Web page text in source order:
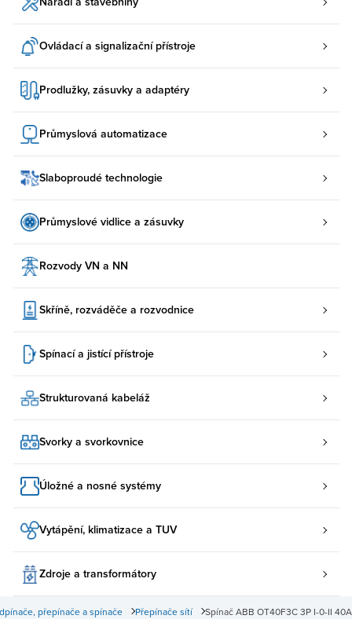
Ovládací a signalizační přístroje
Prodlužky, zásuvky a adaptéry
Průmyslová automatizace
Slaboproudé technologie
Průmyslové vidlice a zásuvky
Rozvody VN a NN
Skříně, rozváděče a rozvodnice
Spínací a jistící přístroje
Strukturovaná kabeláž
Svorky a svorkovnice
Úložné a nosné systémy
Vytápění, klimatizace a TUV
Zdroje a transformátory
Spínač ABB OT40F3C 3P I-0-II 40A
Přepínače sítí
přepínače a spínače